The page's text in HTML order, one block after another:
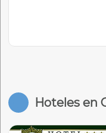
Hoteles en